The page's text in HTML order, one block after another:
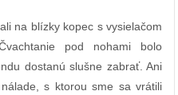
na blízky kopec s vysielačom
pod nohami bolo
dostanú slušne zabrať. Ani
s ktorou sme sa vrátili